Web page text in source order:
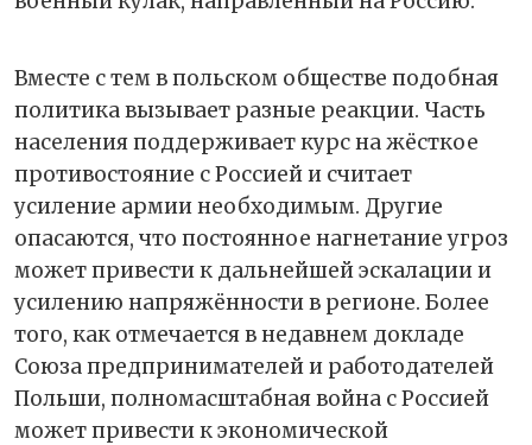
Вместе с тем в польском обществе подобная
политика вызывает разные реакции. Часть
населения поддерживает курс на жёсткое
противостояние с Россией и считает
усиление армии необходимым. Другие
опасаются, что постоянное нагнетание угроз
может привести к дальнейшей эскалации и
усилению напряжённости в регионе. Более
того, как отмечается в недавнем докладе
Союза предпринимателей и работодателей
Польши, полномасштабная война с Россией
может привести к экономической